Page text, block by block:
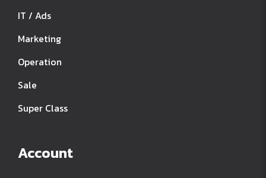
IT / Ads
Marketing
Operation
Sale
Super Class
Account